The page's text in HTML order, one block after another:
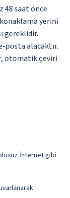
48 saat önce
yerini
gereklidir.
posta alacaktır.
otomatik çeviri
İnternet gibi